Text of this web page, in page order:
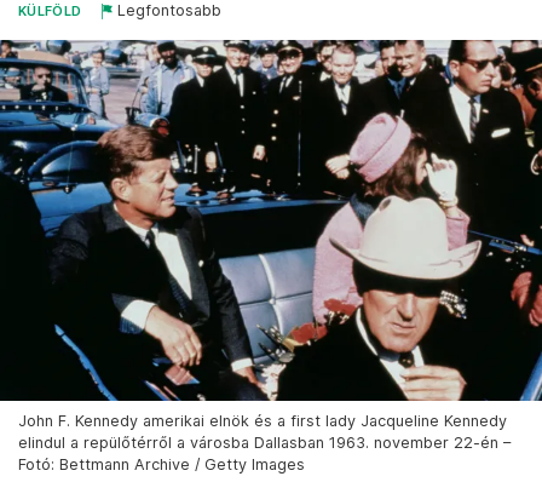
KÜLFÖLD Legfontosabb
John F. Kennedy amerikai elnök és a first lady Jacqueline Kennedy
elindul a repülőtérről a városba Dallasban 1963. november 22-én –
Fotó: Bettmann Archive / Getty Images